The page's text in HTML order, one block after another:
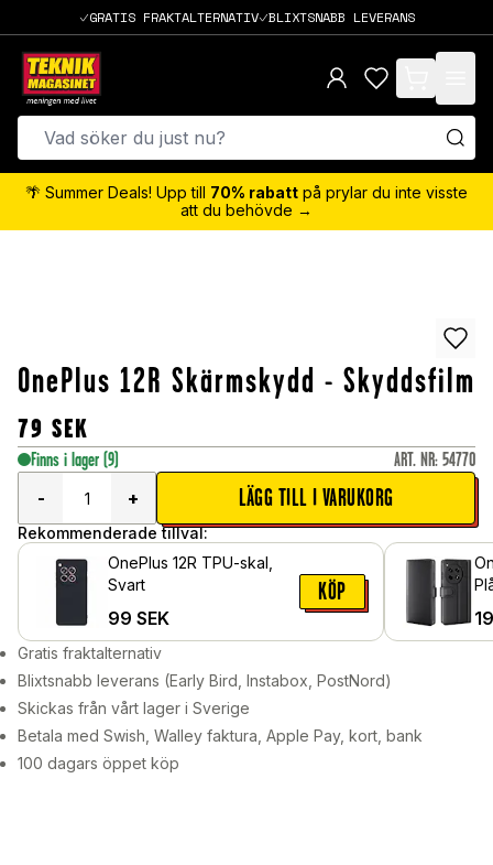
GRATIS FRAKTALTERNATIV BLIXTSNABB LEVERANS
items in cart,
🌴 Summer Deals! Upp till 70% rabatt på prylar du inte visste
att du behövde →
OnePlus 12R Skärmskydd - Skyddsfilm
79 SEK
Finns i lager (9) ART. NR: 54770
-
+ LÄGG TILL I VARUKORG
Rekommenderade tillval:
OnePlus 12R TPU-skal,
Svart
99 SEK
KÖP
Gratis fraktalternativ
Blixtsnabb leverans (Early Bird, Instabox, PostNord)
Skickas från vårt lager i Sverige
Betala med Swish, Walley faktura, Apple Pay, kort, bank
100 dagars öppet köp